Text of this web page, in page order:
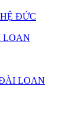
ĐỨC
LOAN
LOAN